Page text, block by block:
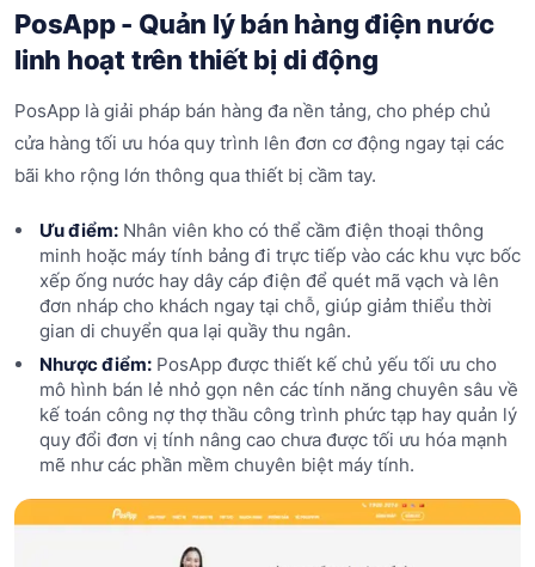
PosApp - Quản lý bán hàng điện nước
linh hoạt trên thiết bị di động
PosApp là giải pháp bán hàng đa nền tảng, cho phép chủ
cửa hàng tối ưu hóa quy trình lên đơn cơ động ngay tại các
bãi kho rộng lớn thông qua thiết bị cầm tay.
Ưu điểm:Nhân viên kho có thể cầm điện thoại thông
minh hoặc máy tính bảng đi trực tiếp vào các khu vực bốc
xếp ống nước hay dây cáp điện để quét mã vạch và lên
đơn nháp cho khách ngay tại chỗ, giúp giảm thiểu thời
gian di chuyển qua lại quầy thu ngân.
Nhược điểm:PosApp được thiết kế chủ yếu tối ưu cho
mô hình bán lẻ nhỏ gọn nên các tính năng chuyên sâu về
kế toán công nợ thợ thầu công trình phức tạp hay quản lý
quy đổi đơn vị tính nâng cao chưa được tối ưu hóa mạnh
mẽ như các phần mềm chuyên biệt máy tính.